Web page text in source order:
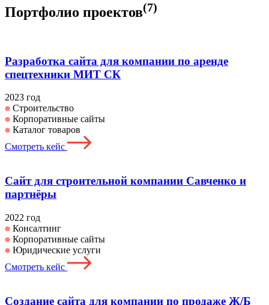
Портфолио проектов(7)
Разработка сайта для компании по аренде
спецтехники МИТ СК
2023 год
Строительство
Корпоративные сайты
Каталог товаров
Смотреть кейс
Сайт для строительной компании Савченко и
партнёры
2022 год
Консалтинг
Корпоративные сайты
Юридические услуги
Смотреть кейс
Создание сайта для компании по продаже Ж/Б